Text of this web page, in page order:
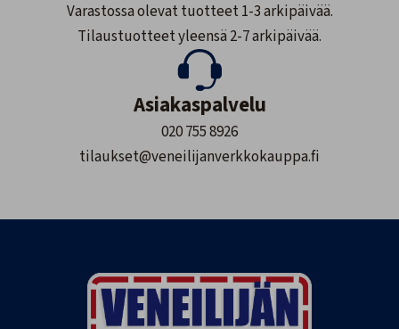
Varastossa olevat tuotteet 1-3 arkipäivää.
Tilaustuotteet yleensä 2-7 arkipäivää.
Asiakaspalvelu
020 755 8926
tilaukset@veneilijanverkkokauppa.fi